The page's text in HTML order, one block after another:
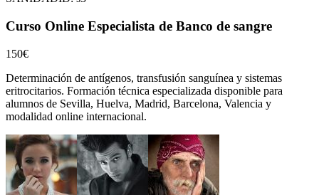
Curso Online Especialista de Banco de sangre
150€
Determinación de antígenos, transfusión sanguínea y sistemas
eritrocitarios. Formación técnica especializada disponible para
alumnos de Sevilla, Huelva, Madrid, Barcelona, Valencia y
modalidad online internacional.